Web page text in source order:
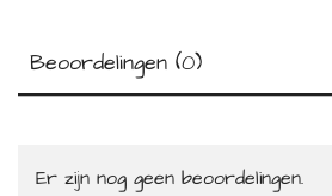
Beoordelingen (0)
Er zijn nog geen beoordelingen.